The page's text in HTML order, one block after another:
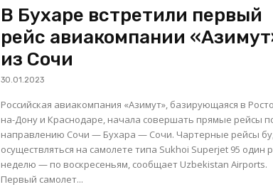
В Бухаре встретили первый
рейс авиакомпании
из Сочи
30.01.2023
Российская авиакомпания «Азимут», базирующаяся в
на-Дону и Краснодаре, начала совершать прямые рейсы
направлению Сочи — Бухара — Сочи. Чартерные рейсы будут
осуществляться на самолете типа Sukhoi Superjet 95 один
неделю — по воскресеньям, сообщает Uzbekistan Airports.
Первый самолет...